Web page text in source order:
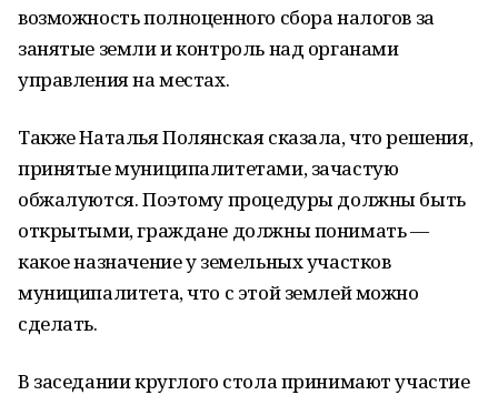
возможность полноценного сбора налогов за
занятые земли и контроль над органами
управления на местах.
Также Наталья Полянская сказала, что решения,
принятые муниципалитетами, зачастую
обжалуются. Поэтому процедуры должны быть
открытыми, граждане должны понимать —
какое назначение у земельных участков
муниципалитета, что с этой землей можно
сделать.
В заседании круглого стола принимают участие